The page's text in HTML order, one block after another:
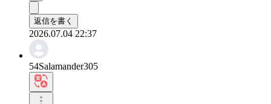
返信を書く
2026.07.04 22:37
54Salamander305